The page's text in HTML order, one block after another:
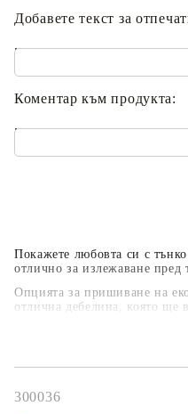
Покажете любовта си с
отлично за излежаване пред
Опцията за пришиване на
отлична дебелина, която ще
Добавете текст за
.
Коментар към продукта:
.
300036